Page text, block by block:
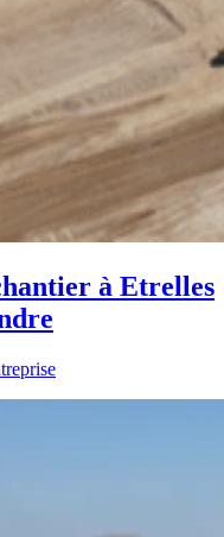
à Etrelles